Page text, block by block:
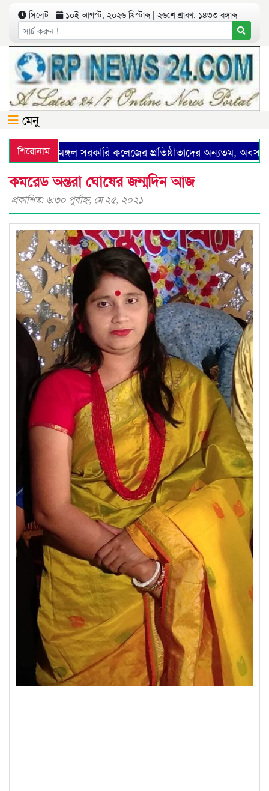
সিলেট ১০ই আগস্ট, ২০২৬ খ্রিস্টাব্দ | ২৬শে শ্রাবণ, ১৪৩৩ বঙ্গাব্দ
মেনু
শিরোনামশ্রীমঙ্গল সরকারি কলেজের প্রতিষ্ঠাতাদের অন্যতম,
কমরেড অন্তরা ঘোষের জন্মদিন আজ
প্রকাশিত: ৬:৩০ পূর্বাহ্ণ, মে ২৫, ২০২১